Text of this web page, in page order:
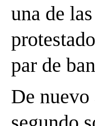
una de
par de
De nuevo